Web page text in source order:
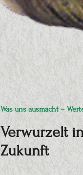
Was uns ausmacht –
Verwurzelt
Zukunft